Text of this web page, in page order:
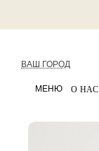
ВАШ ГОРОД
МЕНЮ О НАС